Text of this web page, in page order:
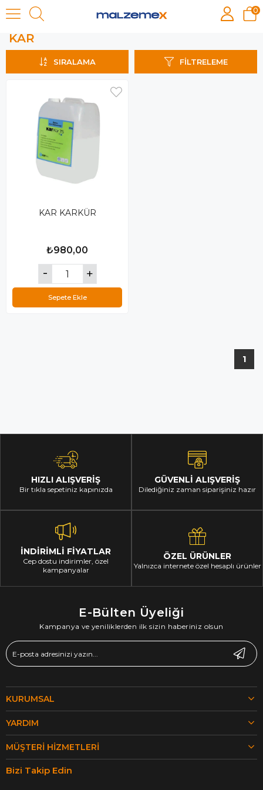
0
KAR
KAR
FILTRELEME
SIRALAMA
KAR KARKÜR
₺980,00
Sepete Ekle
1
HIZLI ALIŞVERİŞ
Bir tıkla sepetiniz kapınızda
GÜVENLİ ALIŞVERİŞ
Dilediğiniz zaman siparişiniz hazır
İNDİRİMLİ FİYATLAR
Cep dostu indirimler, özel
kampanyalar
ÖZEL ÜRÜNLER
Yalnızca internete özel hesaplı ürünler
E-Bülten Üyeliği
Kampanya ve yeniliklerden ilk sizin haberiniz olsun
KURUMSAL
YARDIM
MÜŞTERI HIZMETLERI
Bizi Takip Edin